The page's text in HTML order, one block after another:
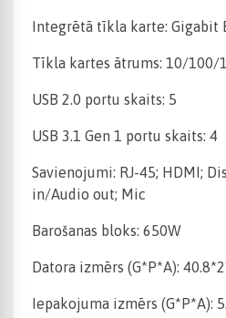
Integrētā tīkla karte: Gigabit
Tīkla kartes ātrums: 10/100/
USB 2.0 portu skaits: 5
USB 3.1 Gen 1 portu skaits: 4
Savienojumi: RJ-45; HDMI;
in/Audio out; Mic
Barošanas bloks: 650W
Datora izmērs (G*P*A):
Iepakojuma izmērs (G*P*A):